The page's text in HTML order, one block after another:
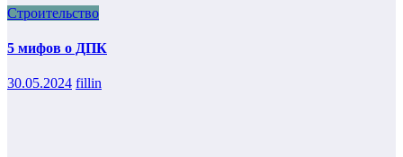
Строительство
5 мифов о ДПК
30.05.2024 fillin